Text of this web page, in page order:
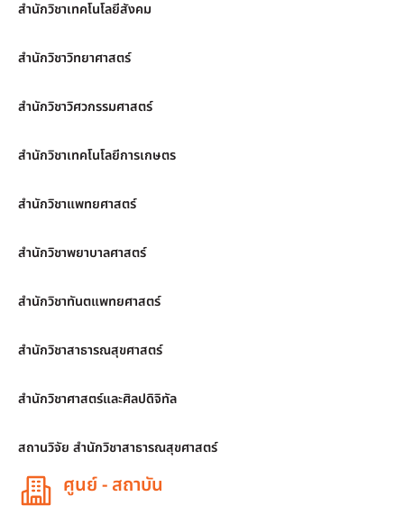
สำนักวิชาเทคโนโลยีสังคม
สำนักวิชาวิทยาศาสตร์
สำนักวิชาวิศวกรรมศาสตร์
สำนักวิชาเทคโนโลยีการเกษตร
สำนักวิชาแพทยศาสตร์
สำนักวิชาพยาบาลศาสตร์
สำนักวิชาทันตแพทยศาสตร์
สำนักวิชาสาธารณสุขศาสตร์
สำนักวิชาศาสตร์และศิลปดิจิทัล
สถานวิจัย สำนักวิชาสาธารณสุขศาสตร์
ศูนย์ - สถาบัน